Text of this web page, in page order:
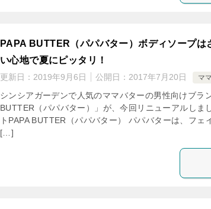
PAPA BUTTER（パパバター）ボディソープは
い心地で夏にピッタリ！
更新日： 2019年9月6日 公開日： 2017年7月20日 マ
シンシアガーデンで人気のママバターの男性向けブラ
BUTTER（パパバター）」が、今回リニューアルしま
トPAPA BUTTER（パパバター） パパバターは、フェ
[…]